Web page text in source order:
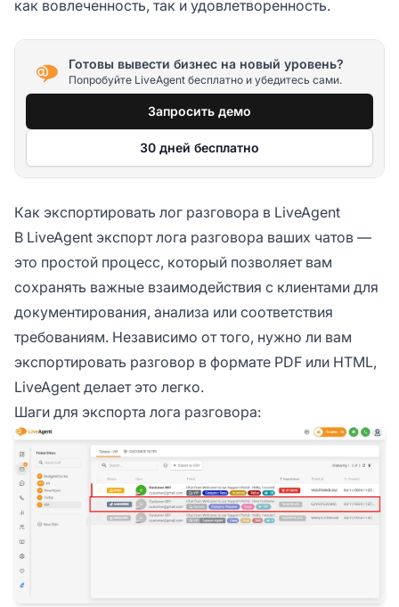
как вовлеченность, так и удовлетворенность.
Готовы вывести бизнес на новый уровень?
Попробуйте LiveAgent бесплатно и убедитесь сами.
Запросить демо
30 дней бесплатно
Как экспортировать лог разговора в LiveAgent
В LiveAgent экспорт лога разговора ваших чатов —
это простой процесс, который позволяет вам
сохранять важные взаимодействия с клиентами для
документирования, анализа или соответствия
требованиям. Независимо от того, нужно ли вам
экспортировать разговор в формате PDF или HTML,
LiveAgent делает это легко.
Шаги для экспорта лога разговора: